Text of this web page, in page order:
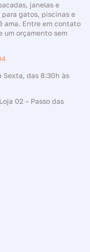
janelas e
gatos, piscinas e
ama. Entre em contato
um orçamento sem
Sexta, das 8:30h às
02 – Passo das